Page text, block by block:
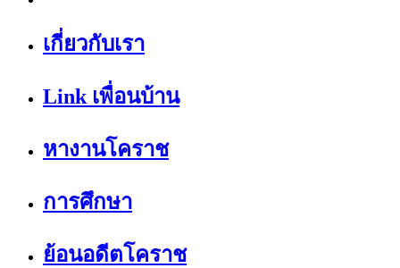
เกี่ยวกับเรา
Link เพื่อนบ้าน
หางานโคราช
การศึกษา
ย้อนอดีตโคราช